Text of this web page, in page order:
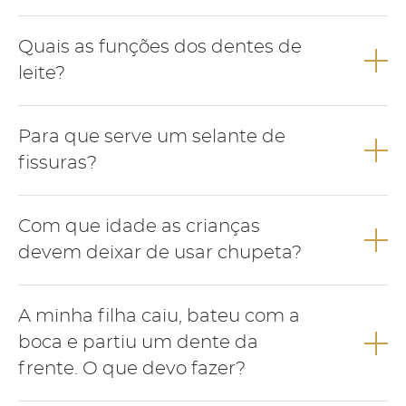
infância e pode ser removida numa consulta de medicina
dentária.
Quais as funções dos dentes de
leite?
mastigar, deglutir, manutenção de espaço para a correcta
erupção dos dentes definitivos e estética.
Para que serve um selante de
fissuras?
dos dentes com o objectivo de evitar a acumulação de restos
alimentares e prevenir o aparecimento de cárie.
Com que idade as crianças
devem deixar de usar chupeta?
criança deve deixar de usar chupeta até aos 3 anos de idade.
A minha filha caiu, bateu com a
boca e partiu um dente da
frente. O que devo fazer?